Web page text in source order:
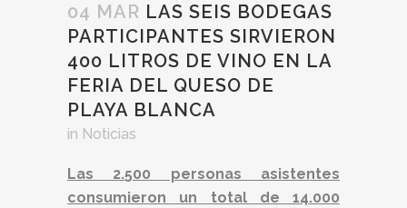
04 MAR LAS SEIS BODEGAS
PARTICIPANTES SIRVIERON
400 LITROS DE VINO EN LA
FERIA DEL QUESO DE
PLAYA BLANCA
in Noticias
Las 2.500 personas asistentes
consumieron un total de 14.000